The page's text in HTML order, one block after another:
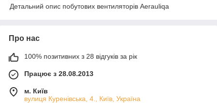
Детальний опис побутових вентиляторів Aerauliqa
Про нас
100% позитивних з 28 відгуків за рік
Працює з 28.08.2013
м. Київ
вулиця Куренівська, 4., Київ, Україна